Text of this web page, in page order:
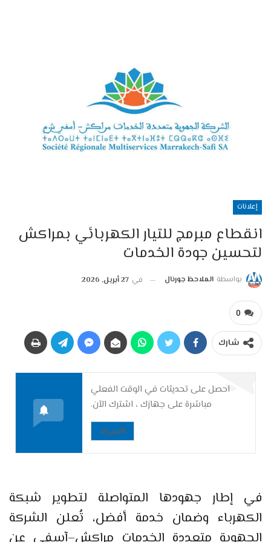
إعلانات
انقطاع مبرمج للتيار الكهربائي بمراكش
لتحسين جودة الخدمات
بواسطة الملاحظ جورنال في 27 أبريل, 2026
0
شارك
احصل على تحديثات في الوقت الفعلي
مباشرة على جهازك ، اشترك الآن.
الاشتراك
في إطار جهودها المتواصلة لتطوير شبكة
الكهرباء وضمان خدمة أفضل، تُعلن الشركة